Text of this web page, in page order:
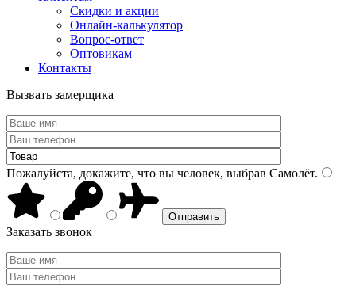
Скидки и акции
Онлайн-калькулятор
Вопрос-ответ
Оптовикам
Контакты
Вызвать замерщика
Пожалуйста, докажите, что вы человек, выбрав Самолёт.
Заказать звонок